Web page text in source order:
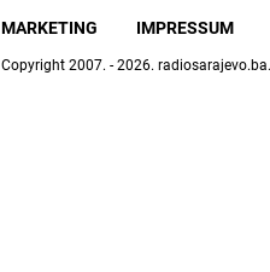
MARKETING IMPRESSUM
Copyright 2007. - 2026. radiosarajevo.ba